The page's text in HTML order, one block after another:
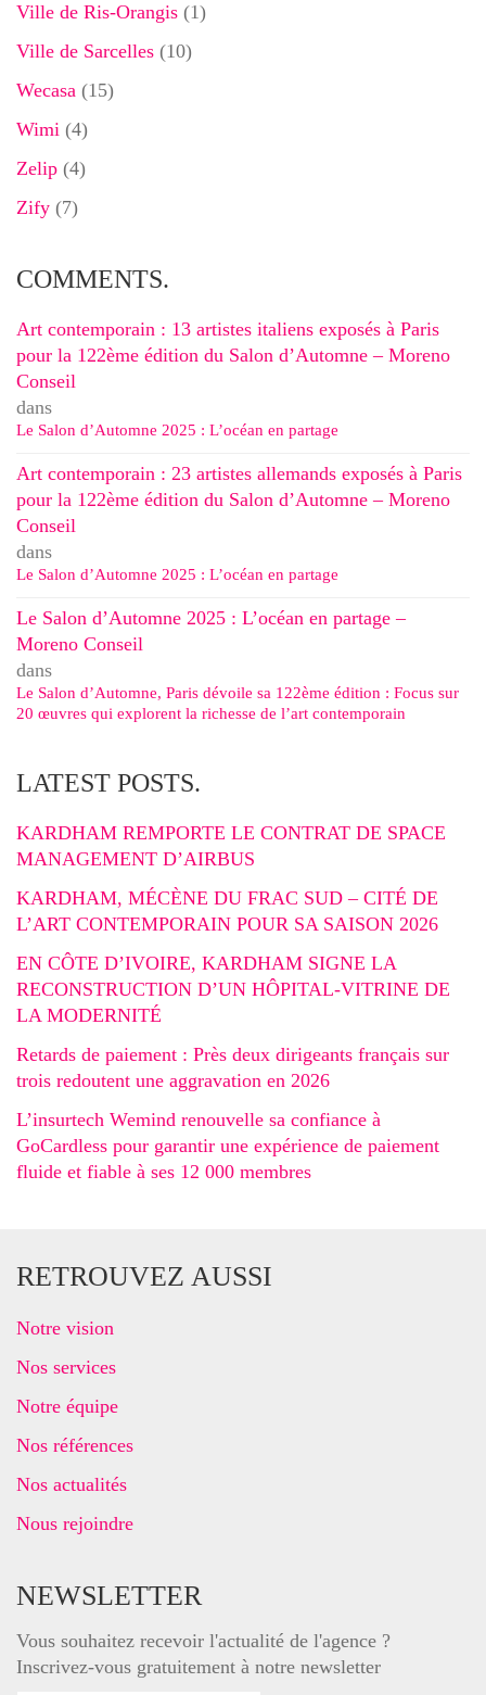
Ville de Ris-Orangis (1)
Ville de Sarcelles (10)
Wecasa (15)
Wimi (4)
Zelip (4)
Zify (7)
COMMENTS.
Art contemporain : 13 artistes italiens exposés à Paris
pour la 122ème édition du Salon d’Automne – Moreno
Conseil
dans
Le Salon d’Automne 2025 : L’océan en partage
Art contemporain : 23 artistes allemands exposés à Paris
pour la 122ème édition du Salon d’Automne – Moreno
Conseil
dans
Le Salon d’Automne 2025 : L’océan en partage
Le Salon d’Automne 2025 : L’océan en partage –
Moreno Conseil
dans
Le Salon d’Automne, Paris dévoile sa 122ème édition : Focus sur
20 œuvres qui explorent la richesse de l’art contemporain
LATEST POSTS.
KARDHAM REMPORTE LE CONTRAT DE SPACE
MANAGEMENT D’AIRBUS
KARDHAM, MÉCÈNE DU FRAC SUD – CITÉ DE
L’ART CONTEMPORAIN POUR SA SAISON 2026
EN CÔTE D’IVOIRE, KARDHAM SIGNE LA
RECONSTRUCTION D’UN HÔPITAL-VITRINE DE
LA MODERNITÉ
Retards de paiement : Près deux dirigeants français sur
trois redoutent une aggravation en 2026
L’insurtech Wemind renouvelle sa confiance à
GoCardless pour garantir une expérience de paiement
fluide et fiable à ses 12 000 membres
RETROUVEZ AUSSI
Notre vision
Nos services
Notre équipe
Nos références
Nos actualités
Nous rejoindre
NEWSLETTER
Vous souhaitez recevoir l'actualité de l'agence ?
Inscrivez-vous gratuitement à notre newsletter